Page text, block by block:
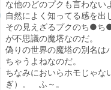
な他のどのプクも言わない
自然によく知ってる感を出
その見えざるプクのち●ち
が不思議の魔塔なのだ。
偽りの世界の魔塔の別名は
ちゃうよねなのだ。
ちなみにおいらホモじゃな
ぎ）。 ふ～。